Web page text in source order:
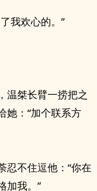
我欢心的。”
温桀长臂一捞把之
她：“加个联系方
忍不住逗他：“你在
加我。”